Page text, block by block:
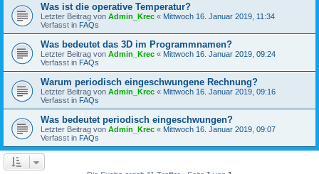
Was ist die operative Temperatur?
Letzter Beitrag von Admin_Krec « Mittwoch 16. Januar 2019, 11:34
Verfasst in FAQs
Was bedeutet das 3D im Programmnamen?
Letzter Beitrag von Admin_Krec « Mittwoch 16. Januar 2019, 09:24
Verfasst in FAQs
Warum periodisch eingeschwungene Rechnung?
Letzter Beitrag von Admin_Krec « Mittwoch 16. Januar 2019, 09:16
Verfasst in FAQs
Was bedeutet periodisch eingeschwungen?
Letzter Beitrag von Admin_Krec « Mittwoch 16. Januar 2019, 09:07
Verfasst in FAQs